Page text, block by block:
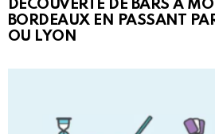
DÉCOUVERTE DE BARS À
BORDEAUX EN PASSANT
OU LYON